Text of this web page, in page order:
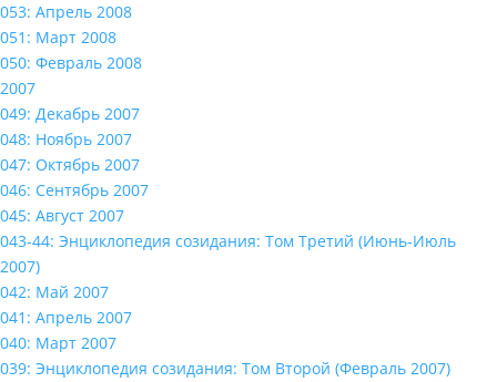
053: Апрель 2008
051: Март 2008
050: Февраль 2008
2007
049: Декабрь 2007
048: Ноябрь 2007
047: Октябрь 2007
046: Сентябрь 2007
045: Август 2007
043-44: Энциклопедия созидания: Том Третий (Июнь-Июль
2007)
042: Май 2007
041: Апрель 2007
040: Март 2007
039: Энциклопедия созидания: Том Второй (Февраль 2007)